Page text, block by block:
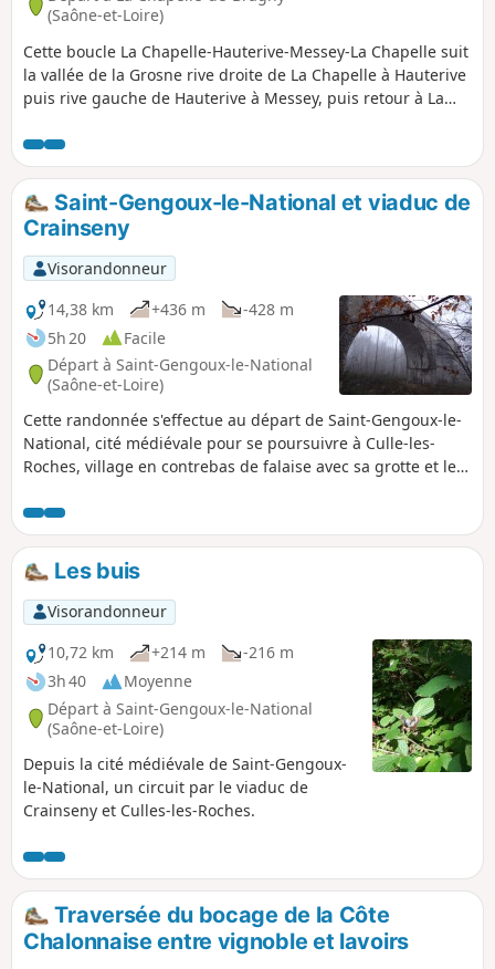
(Saône-et-Loire)
Cette boucle La Chapelle-Hauterive-Messey-La Chapelle suit
la vallée de la Grosne rive droite de La Chapelle à Hauterive
puis rive gauche de Hauterive à Messey, puis retour à La
Saint-Gengoux-le-National et viaduc de
Crainseny
Visorandonneur
14,38 km
+436 m
-428 m
5h 20
Facile
Départ à Saint-Gengoux-le-National
(Saône-et-Loire)
Cette randonnée s'effectue au départ de Saint-Gengoux-le-
National, cité médiévale pour se poursuivre à Culle-les-
Roches, village en contrebas de falaise avec sa grotte et le
Les buis
Visorandonneur
10,72 km
+214 m
-216 m
3h 40
Moyenne
Départ à Saint-Gengoux-le-National
(Saône-et-Loire)
Depuis la cité médiévale de Saint-Gengoux-
le-National, un circuit par le viaduc de
Crainseny et Culles-les-Roches.
Traversée du bocage de la Côte
Chalonnaise entre vignoble et lavoirs